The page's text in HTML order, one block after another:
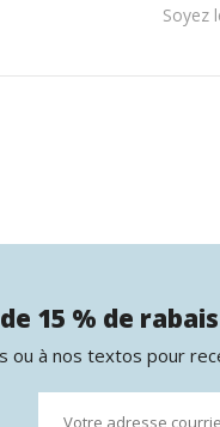
Soyez
15 % de
ou à nos textos pour